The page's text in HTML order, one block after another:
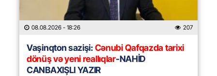
08.08.2026 - 18:26 207
Vaşinqton sazişi:Cənubi Qafqazda tarixi
dönüş və yeni reallıqlar-NAHİD
CANBAXIŞLI YAZIR